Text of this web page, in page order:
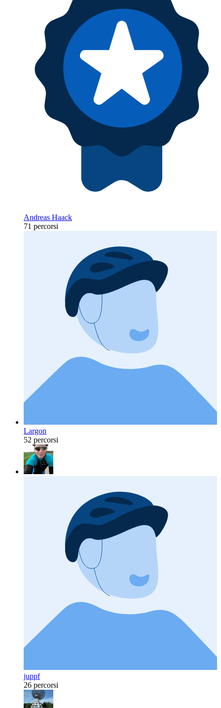
Andreas Haack
71 percorsi
Largon
52 percorsi
juppf
26 percorsi